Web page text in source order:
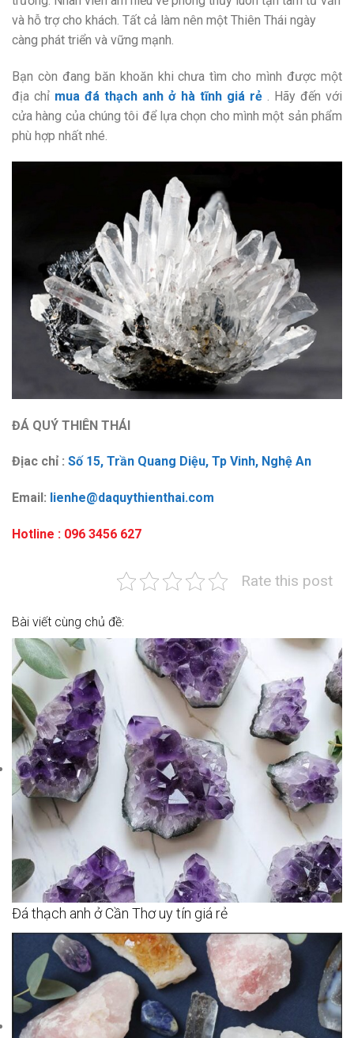
và hỗ trợ cho khách. Tất cả làm nên một Thiên Thái ngày
càng phát triển và vững mạnh.
Bạn còn đang băn khoăn khi chưa tìm cho mình được một
địa chỉ mua đá thạch anh ở hà tĩnh giá rẻ. Hãy đến với
cửa hàng của chúng tôi để lựa chọn cho mình một sản phẩm
phù hợp nhất nhé.
ĐÁ QUÝ THIÊN THÁI
Địac chỉ : Số 15, Trần Quang Diệu, Tp Vinh, Nghệ An
Email: lienhe@daquythienthai.com
Hotline : 096 3456 627
Rate this post
Bài viết cùng chủ đề:
Đá thạch anh ở Cần Thơ uy tín giá rẻ